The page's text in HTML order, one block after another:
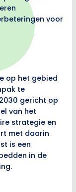
voor
op het gebied
te
gericht op
van het
strategie en
met daarin
is een
in de